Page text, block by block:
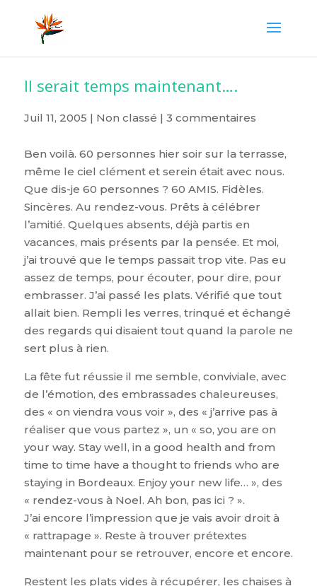
Il serait temps maintenant….
Juil 11, 2005 | Non classé | 3 commentaires
Ben voilà. 60 personnes hier soir sur la terrasse,
même le ciel clément et serein était avec nous.
Que dis-je 60 personnes ? 60 AMIS. Fidèles.
Sincères. Au rendez-vous. Prêts à célébrer
l’amitié. Quelques absents, déjà partis en
vacances, mais présents par la pensée. Et moi,
j’ai trouvé que le temps passait trop vite. Pas eu
assez de temps, pour écouter, pour dire, pour
embrasser. J’ai passé les plats. Vérifié que tout
allait bien. Rempli les verres, trinqué et échangé
des regards qui disaient tout quand la parole ne
sert plus à rien.
La fête fut réussie il me semble, conviviale, avec
de l’émotion, des embrassades chaleureuses,
des « on viendra vous voir », des « j’arrive pas à
réaliser que vous partez », un « so, you are on
your way. Stay well, in a good health and from
time to time have a thought to friends who are
staying in Bordeaux. Enjoy your new life… », des
« rendez-vous à Noel. Ah bon, pas ici ? ».
J’ai encore l’impression que je vais avoir droit à
« rattrapage ». Reste à trouver prétextes
maintenant pour se retrouver, encore et encore.
Restent les plats vides à récupérer, les chaises à